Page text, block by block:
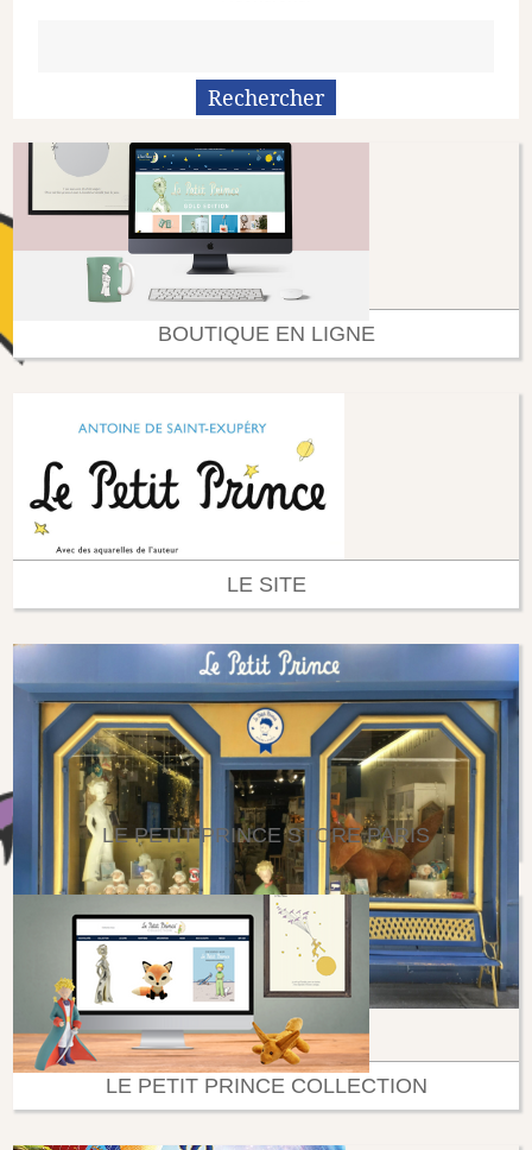
BOUTIQUE EN LIGNE
LE SITE
LE PETIT PRINCE STORE PARIS
LE PETIT PRINCE COLLECTION